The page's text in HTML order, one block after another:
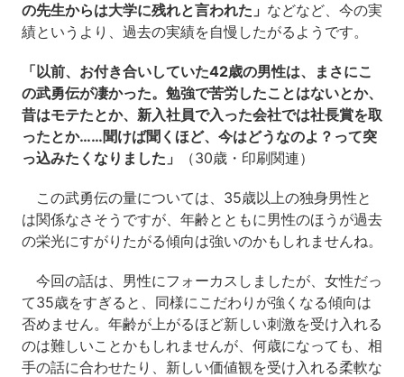
の先生からは大学に残れと言われた」 などなど、今の実
績というより、過去の実績を自慢したがるようです。
「以前、お付き合いしていた42歳の男性は、まさにこ
の武勇伝が凄かった。勉強で苦労したことはないとか、
昔はモテたとか、新入社員で入った会社では社長賞を取
ったとか……聞けば聞くほど、今はどうなのよ？って突
っ込みたくなりました」
（30歳・印刷関連）
この武勇伝の量については、35歳以上の独身男性と
は関係なさそうですが、年齢とともに男性のほうが過去
の栄光にすがりたがる傾向は強いのかもしれませんね。
今回の話は、男性にフォーカスしましたが、女性だっ
て35歳をすぎると、同様にこだわりが強くなる傾向は
否めません。年齢が上がるほど新しい刺激を受け入れる
のは難しいことかもしれませんが、何歳になっても、相
手の話に合わせたり、新しい価値観を受け入れる柔軟な